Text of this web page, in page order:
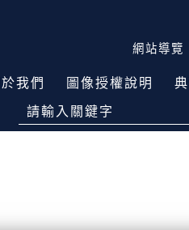
網站導覽
我們 圖像授權說明
請輸入關鍵字